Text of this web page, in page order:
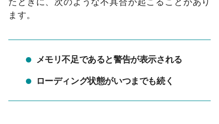
ます。
メモリ不足であると警告が表示される
ローディング状態がいつまでも続く